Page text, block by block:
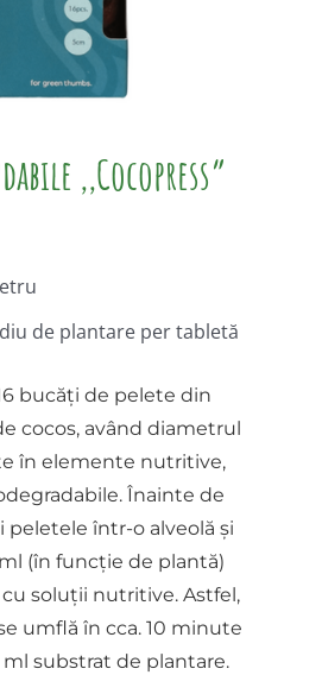
,,Cocopress”
de plantare per tabletă
bucăți de pelete din
cocos, având diametrul
în elemente nutritive,
Înainte de
într-o alveolă și
(în funcție de plantă)
cu soluții nutritive. Astfel,
umflă în cca. 10 minute
substrat de plantare.